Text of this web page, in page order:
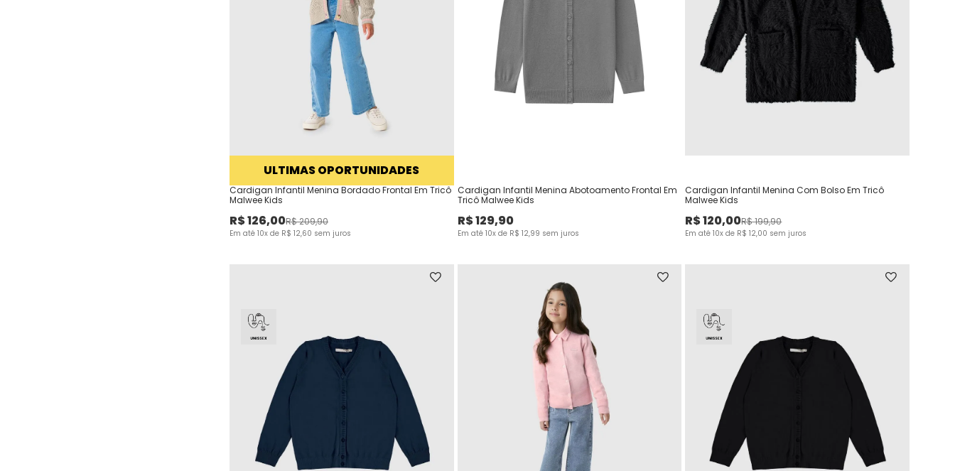
ULTIMAS OPORTUNIDADES
Cardigan Infantil Menina Bordado Frontal Em Tricô
Malwee Kids
R$126,00R$209,90
Em até 10x de R$ 12,60 sem juros
Cardigan Infantil Menina Abotoamento Frontal Em
Tricô Malwee Kids
R$129,90
Em até 10x de R$ 12,99 sem juros
Cardigan Infantil Menina Com Bolso Em Tricô
Malwee Kids
R$120,00R$199,90
Em até10x de R$ 12,00 sem juros